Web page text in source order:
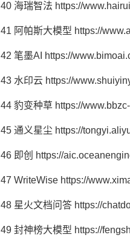
40 海瑞智法 https://
41 阿帕斯大模型 https://
42 笔墨AI https://
43 水印云 https://
44 豹变种草 https://
45 通义星尘 https://
46 即创 https://
47 WriteWise https://
48 星火文档问答 https://
49 封神榜大模型 https://